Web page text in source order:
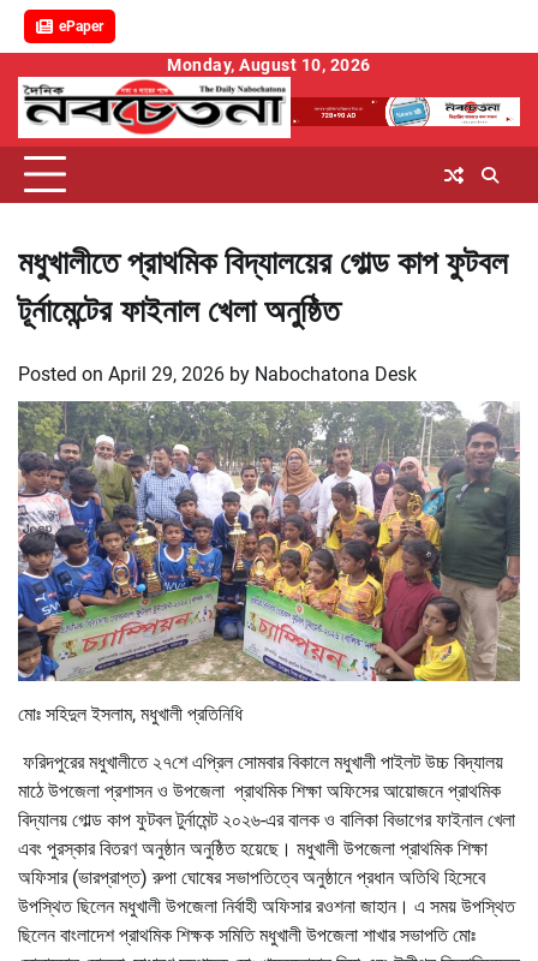
ePaper
content
Monday, August 10, 2026
মধুখালীতে প্রাথমিক বিদ্যালয়ের গোল্ড কাপ ফুটবল
টূর্নামেন্টের ফাইনাল খেলা অনুষ্ঠিত
Posted on April 29, 2026 by Nabochatona Desk
মোঃ সহিদুল ইসলাম, মধুখালী প্রতিনিধি
ফরিদপুরের মধুখালীতে ২৭শে এপ্রিল সোমবার বিকালে মধুখালী পাইলট উচ্চ বিদ্যালয়
মাঠে উপজেলা প্রশাসন ও উপজেলা প্রাথমিক শিক্ষা অফিসের আয়োজনে প্রাথমিক
বিদ্যালয় গোল্ড কাপ ফুটবল টুর্নামেন্ট ২০২৬-এর বালক ও বালিকা বিভাগের ফাইনাল খেলা
এবং পুরস্কার বিতরণ অনুষ্ঠান অনুষ্ঠিত হয়েছে। মধুখালী উপজেলা প্রাথমিক শিক্ষা
অফিসার (ভারপ্রাপ্ত) রুপা ঘোষের সভাপতিত্বে অনুষ্ঠানে প্রধান অতিথি হিসেবে
উপস্থিত ছিলেন মধুখালী উপজেলা নির্বাহী অফিসার রওশনা জাহান। এ সময় উপস্থিত
ছিলেন বাংলাদেশ প্রাথমিক শিক্ষক সমিতি মধুখালী উপজেলা শাখার সভাপতি মোঃ